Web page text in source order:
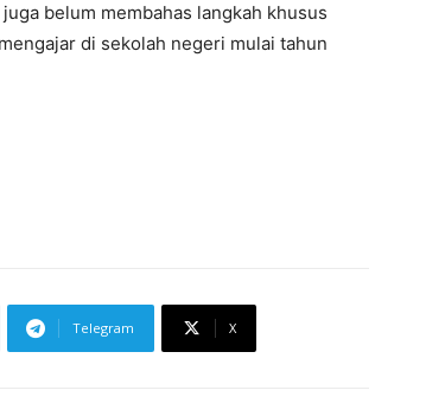
belum membahas langkah khusus
di sekolah negeri mulai tahun
Telegram X